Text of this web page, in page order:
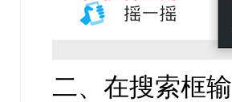
二、在搜索框输